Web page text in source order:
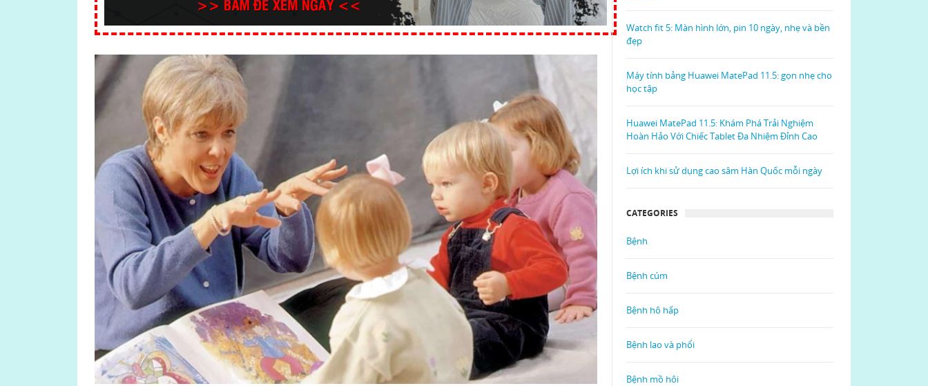
Watch fit 5: Màn hình lớn, pin 10 ngày, nhẹ và bền
đẹp
Máy tính bảng Huawei MatePad 11.5: gọn nhẹ cho
học tập
Huawei MatePad 11.5: Khám Phá Trải Nghiệm
Hoàn Hảo Với Chiếc Tablet Đa Nhiệm Đỉnh Cao
Lợi ích khi sử dụng cao sâm Hàn Quốc mỗi ngày
CATEGORIES
Bệnh
Bệnh cúm
Bệnh hô hấp
Bệnh lao và phổi
Bệnh mồ hôi